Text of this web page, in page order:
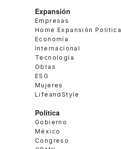
Expansión
Empresas
Home Expansión Politica
Economía
Internacional
Tecnología
Obras
ESG
Mujeres
LifeandStyle
Política
Gobierno
México
Congreso